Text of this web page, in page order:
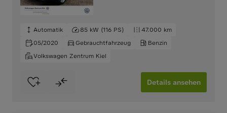
Automatik 85 kW (116 PS)
47.000 km
05/2020
Gebrauchtfahrzeug
Benzin
Volkswagen Zentrum Kiel
Details ansehen